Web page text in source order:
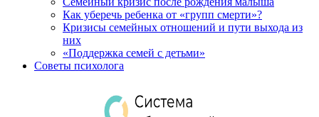
Как уберечь ребенка от «групп смерти»?
Кризисы семейных отношений и пути выхода из
них
«Поддержка семей с детьми»
Советы психолога